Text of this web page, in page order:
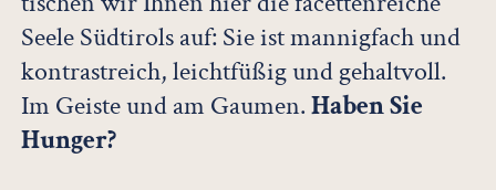
Seele Südtirols auf: Sie ist mannigfach und
kontrastreich, leichtfüßig und gehaltvoll.
Im Geiste und am Gaumen. Haben Sie
Hunger?